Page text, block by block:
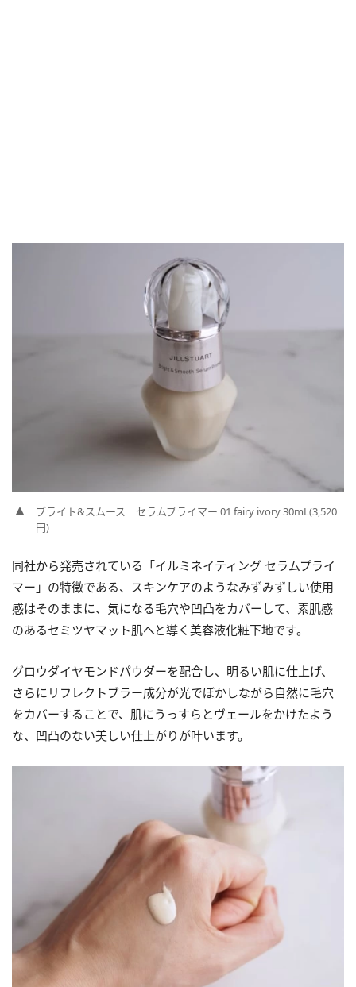
ブライト&スムース セラムプライマー 01 fairy ivory 30mL(3,520
円)
同社から発売されている「イルミネイティング セラムプライ
マー」の特徴である、スキンケアのようなみずみずしい使用
感はそのままに、気になる毛穴や凹凸をカバーして、素肌感
のあるセミツヤマット肌へと導く美容液化粧下地です。
グロウダイヤモンドパウダーを配合し、明るい肌に仕上げ、
さらにリフレクトブラー成分が光でぼかしながら自然に毛穴
をカバーすることで、肌にうっすらとヴェールをかけたよう
な、凹凸のない美しい仕上がりが叶います。